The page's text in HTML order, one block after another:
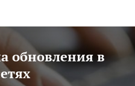
обновления в